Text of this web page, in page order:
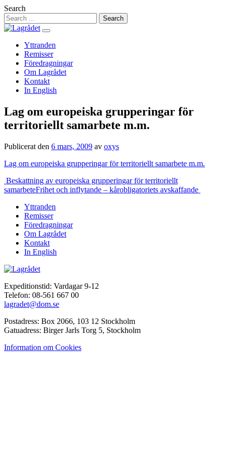
Hoppa
till
innehåll
Search
Yttranden
Remisser
Föredragningar
Om Lagrådet
Kontakt
In English
Lag om europeiska grupperingar för
territoriellt samarbete m.m.
Publicerat den 6 mars, 2009 av oxys
Lag om europeiska grupperingar för territoriellt samarbete m.m.
Inläggsnavigering
Beskattning av europeiska grupperingar för territoriellt
samarbeteFrihet och inflytande – kårobligatoriets avskaffande
Yttranden
Remisser
Föredragningar
Om Lagrådet
Kontakt
In English
Expeditionstid: Vardagar 9-12
Telefon: 08-561 667 00
lagradet@dom.se
Postadress: Box 2066, 103 12 Stockholm
Gatuadress: Birger Jarls Torg 5, Stockholm
Information om Cookies